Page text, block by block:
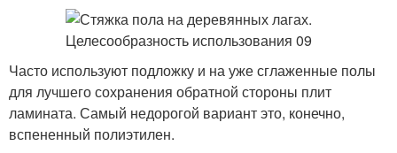
Часто используют подложку и на уже сглаженные полы
для лучшего сохранения обратной стороны плит
ламината. Самый недорогой вариант это, конечно,
вспененный полиэтилен.